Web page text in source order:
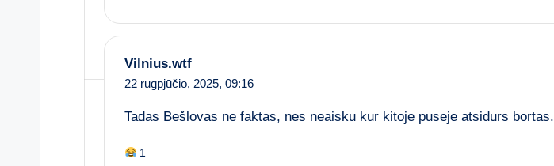
Vilnius.wtf
22 rugpjūčio, 2025, 09:16
Tadas Bešlovas ne faktas, nes neaisku kur kitoje puseje atsidurs bortas.
1